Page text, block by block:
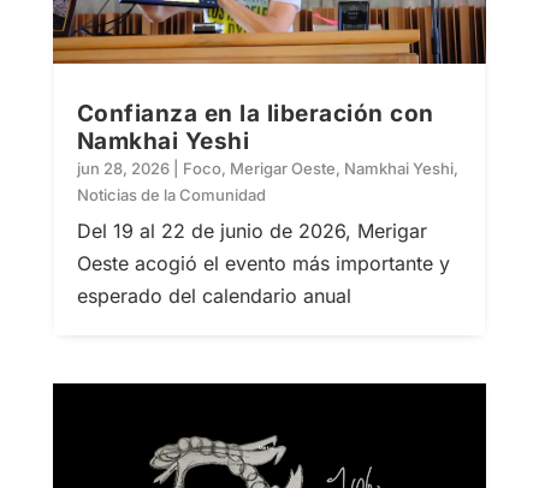
Confianza en la liberación con
Namkhai Yeshi
jun 28, 2026| Foco, Merigar Oeste, Namkhai Yeshi,
Noticias de la Comunidad
Del 19 al 22 de junio de 2026, Merigar
Oeste acogió el evento más importante y
esperado del calendario anual